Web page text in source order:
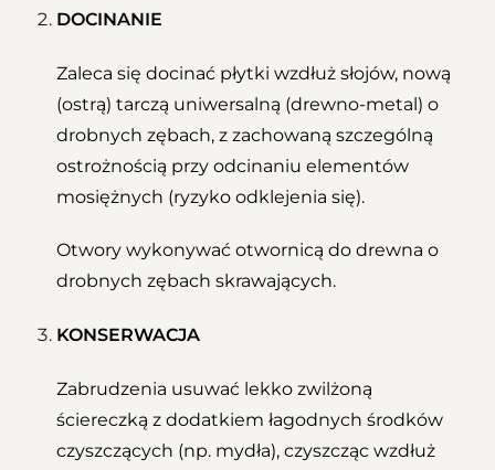
DOCINANIE
Zaleca się docinać płytki wzdłuż słojów, nową
(ostrą) tarczą uniwersalną (drewno-metal) o
drobnych zębach, z zachowaną szczególną
ostrożnością przy odcinaniu elementów
mosiężnych (ryzyko odklejenia się).
Otwory wykonywać otwornicą do drewna o
drobnych zębach skrawających.
KONSERWACJA
Zabrudzenia usuwać lekko zwilżoną
ściereczką z dodatkiem łagodnych środków
czyszczących (np. mydła), czyszcząc wzdłuż